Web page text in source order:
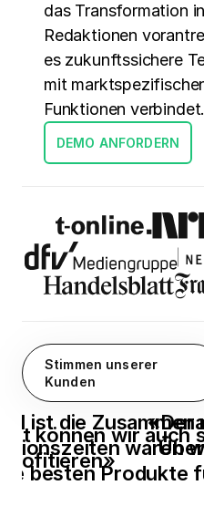
das Transformation in
Redaktionen
es zukunftssichere
mit
Funktionen verbindet.
DEMO ANFORDERN
Stimmen unserer
Kunden
können wir auch
profitieren»
ist die
waren
besten Produkte
«Der